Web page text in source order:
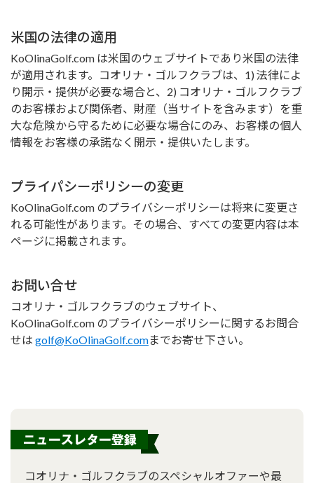
米国の法律の適用
KoOlinaGolf.com は米国のウェブサイトであり米国の法律
が適用されます。コオリナ・ゴルフクラブは、1) 法律によ
り開示・提供が必要な場合と、2) コオリナ・ゴルフクラブ
のお客様および関係者、財産（当サイトを含みます）を重
大な危険から守るために必要な場合にのみ、お客様の個人
情報をお客様の承諾なく開示・提供いたします。
プライパシーポリシーの変更
KoOlinaGolf.com のプライバシーポリシーは将来に変更さ
れる可能性があります。その場合、すべての変更内容は本
ページに掲載されます。
お問い合せ
コオリナ・ゴルフクラブのウェブサイト、
KoOlinaGolf.com のプライバシーポリシーに関するお問合
せは golf@KoOlinaGolf.comまでお寄せ下さい。
コオリナ・ゴルフクラブのスペシャルオファーや最